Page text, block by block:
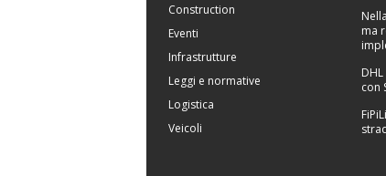
Construction
Eventi
Infrastrutture
Leggi e normative
Logistica
Veicoli
ma
con